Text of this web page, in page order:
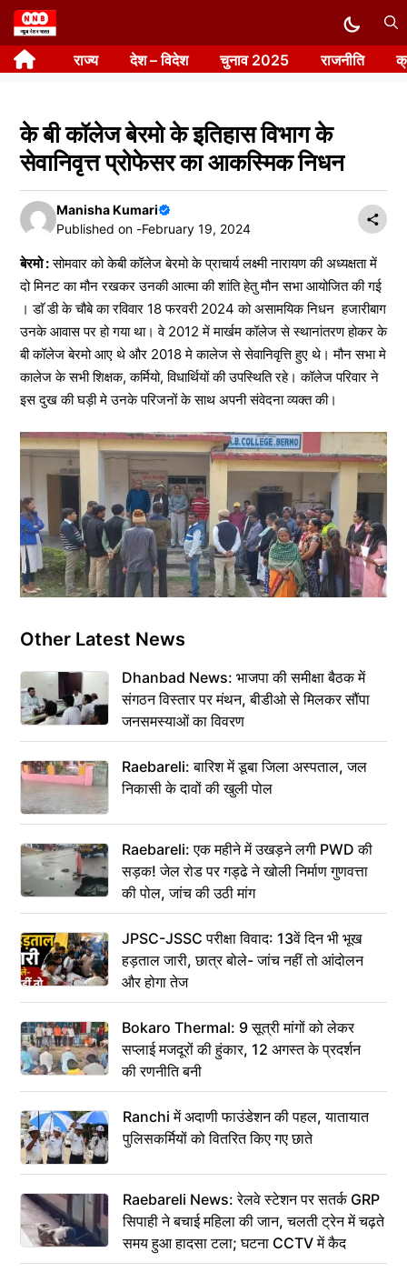
Skip
to
content राज्य देश – विदेश चुनाव 2025 राजनीति
के बी कॉलेज बेरमो के इतिहास विभाग के
सेवानिवृत्त प्रोफेसर का आकस्मिक निधन
Manisha Kumari
Published on -February 19, 2024
बेरमो :सोमवार को केबी कॉलेज बेरमो के प्राचार्य लक्ष्मी नारायण की अध्यक्षता में
दो मिनट का मौन रखकर उनकी आत्मा की शांति हेतु मौन सभा आयोजित की गई
। डाॅ डी के चौबे का रविवार 18 फरवरी 2024 को असामयिक निधन हजारीबाग
उनके आवास पर हो गया था। वे 2012 में मार्खम कॉलेज से स्थानांतरण होकर के
बी कॉलेज बेरमो आए थे और 2018 मे कालेज से सेवानिवृत्ति हुए थे। मौन सभा मे
कालेज के सभी शिक्षक, कर्मियो, विधार्थियों की उपस्थिति रहे। कॉलेज परिवार ने
इस दुख की घड़ी मे उनके परिजनों के साथ अपनी संवेदना व्यक्त की।
Other Latest News
Dhanbad News: भाजपा की समीक्षा बैठक में
संगठन विस्तार पर मंथन, बीडीओ से मिलकर सौंपा
जनसमस्याओं का विवरण
Raebareli: बारिश में डूबा जिला अस्पताल, जल
निकासी के दावों की खुली पोल
Raebareli: एक महीने में उखड़ने लगी PWD की
सड़क! जेल रोड पर गड्ढे ने खोली निर्माण गुणवत्ता
की पोल, जांच की उठी मांग
JPSC-JSSC परीक्षा विवाद: 13वें दिन भी भूख
हड़ताल जारी, छात्र बोले- जांच नहीं तो आंदोलन
और होगा तेज
Bokaro Thermal: 9 सूत्री मांगों को लेकर
सप्लाई मजदूरों की हुंकार, 12 अगस्त के प्रदर्शन
की रणनीति बनी
Ranchi में अदाणी फाउंडेशन की पहल, यातायात
पुलिसकर्मियों को वितरित किए गए छाते
Raebareli News: रेलवे स्टेशन पर सतर्क GRP
सिपाही ने बचाई महिला की जान, चलती ट्रेन में चढ़ते
समय हुआ हादसा टला; घटना CCTV में कैद